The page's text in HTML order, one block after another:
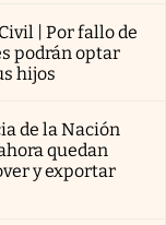
| Por fallo de
podrán optar
hijos
de la Nación
quedan
y exportar